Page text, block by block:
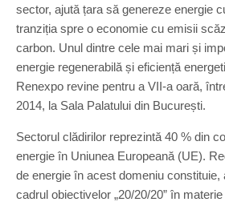
sector, ajută țara să genereze energie
tranziția spre o economie cu emisii
carbon. Unul dintre cele mai mari și
energie regenerabilă și eficiență
Renexpo revine pentru a VII-a oară,
2014, la Sala Palatului din București.
Sectorul clădirilor reprezintă 40 % din
energie în Uniunea Europeană (UE).
de energie în acest domeniu constituie,
cadrul obiectivelor „20/20/20” în